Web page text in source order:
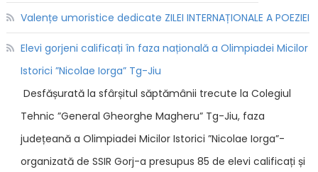
Valențe umoristice dedicate ZILEI INTERNAȚIONALE A POEZIEI
Elevi gorjeni calificați în faza națională a Olimpiadei Micilor
Istorici ”Nicolae Iorga” Tg-Jiu
Desfășurată la sfârșitul săptămânii trecute la Colegiul
Tehnic ”General Gheorghe Magheru” Tg-Jiu, faza
județeană a Olimpiadei Micilor Istorici ”Nicolae Iorga”-
organizată de SSIR Gorj-a presupus 85 de elevi calificați și